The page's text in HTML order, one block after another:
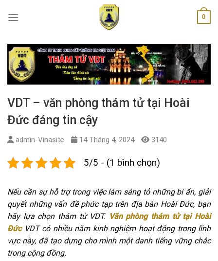
0
VDT – văn phòng thám tử tại Hoài
Đức đáng tin cậy
admin-Vinasite 14 Tháng 4, 2024 3140
5/5 - (1 bình chọn)
Nếu cần sự hỗ trợ trong việc làm sáng tỏ những bí ẩn, giải
quyết những vấn đề phức tạp trên địa bàn Hoài Đức, bạn
hãy lựa chọn thám tử VDT. Văn phòng thám tử tại Hoài
ĐứcVDT cónhiều năm kinh nghiệm hoạt động trong lĩnh
vực này, đã tạo dựng cho mình một danh tiếng vững chắc
trong cộng đồng.